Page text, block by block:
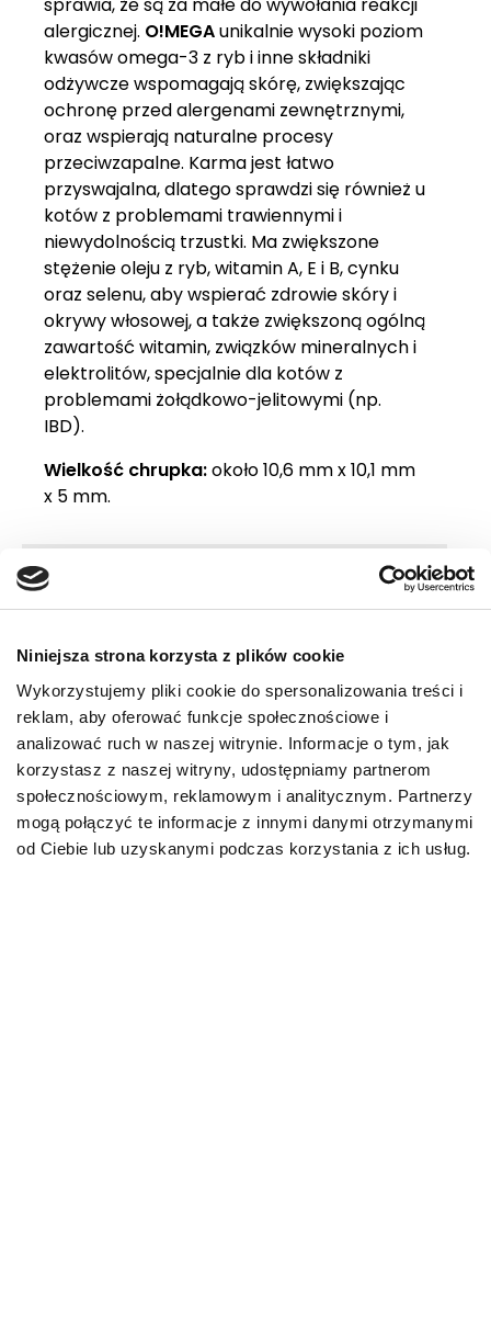
Niniejsza strona korzysta z plików cookie
Wykorzystujemy pliki cookie do spersonalizowania treści i
reklam, aby oferować funkcje społecznościowe i
analizować ruch w naszej witrynie. Informacje o tym, jak
korzystasz z naszej witryny, udostępniamy partnerom
społecznościowym, reklamowym i analitycznym. Partnerzy
mogą połączyć te informacje z innymi danymi otrzymanymi
od Ciebie lub uzyskanymi podczas korzystania z ich usług.
alergicznej. O!MEGAunikalnie wysoki poziom
kwasów omega-3 z ryb i inne składniki
odżywcze wspomagają skórę, zwiększając
ochronę przed alergenami zewnętrznymi,
oraz wspierają naturalne procesy
przeciwzapalne. Karma jest łatwo
przyswajalna, dlatego sprawdzi się również u
kotów z problemami trawiennymi i
niewydolnością trzustki. Ma zwiększone
stężenie oleju z ryb, witamin A, E i B, cynku
oraz selenu, aby wspierać zdrowie skóry i
okrywy włosowej, a także zwiększoną ogólną
zawartość witamin, związków mineralnych i
elektrolitów, specjalnie dla kotów z
problemami żołądkowo-jelitowymi (np.
IBD).
Wielkość chrupka:około 10,6 mm x 10,1 mm
x 5 mm.
Dlaczego warto
Skład analityczny
O!MEGA porady dla Ciebie